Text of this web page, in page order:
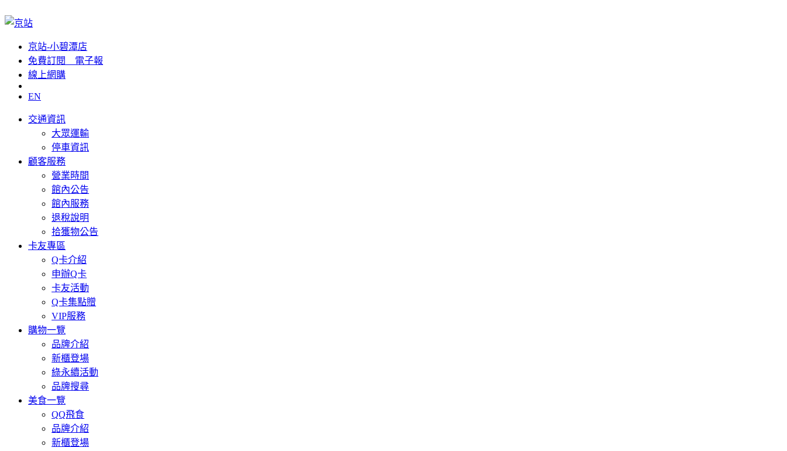
京站-小碧潭店
免費訂閱__電子報
線上網購
EN
交通資訊
大眾運輸
停車資訊
顧客服務
營業時間
館內公告
館內服務
退稅說明
拾獲物公告
卡友專區
Q卡介紹
申辦Q卡
卡友活動
Q卡集點贈
VIP服務
購物一覽
品牌介紹
新櫃登場
綠永續活動
品牌搜尋
美食一覽
QQ飛食
品牌介紹
新櫃登場